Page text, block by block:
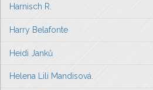
Harnisch R.
Harry Belafonte
Heidi Janků
Helena Lili Mandisová.